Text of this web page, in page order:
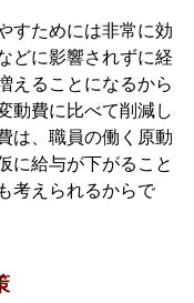
すためには非常に効
どに影響されずに経
えることになるから
動費に比べて削減し
は、職員の働く原動
に給与が下がること
考えられるからで